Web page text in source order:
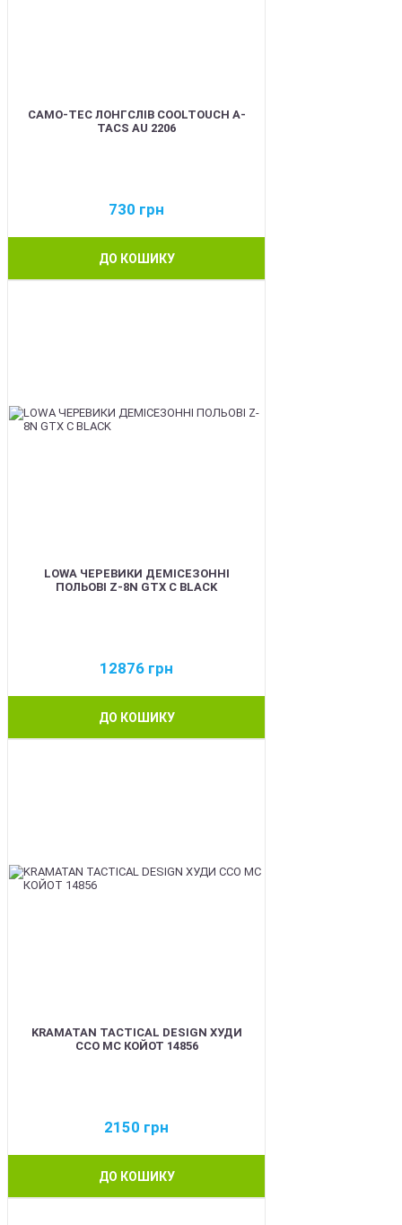
CAMO-TEC ЛОНГСЛІВ COOLTOUCH A-
TACS AU 2206
730 грн
ДО КОШИКУ
LOWA ЧЕРЕВИКИ ДЕМІСЕЗОННІ
ПОЛЬОВІ Z-8N GTX C BLACK
12876 грн
ДО КОШИКУ
KRAMATAN TACTICAL DESIGN ХУДИ
ССО МС КОЙОТ 14856
2150 грн
ДО КОШИКУ